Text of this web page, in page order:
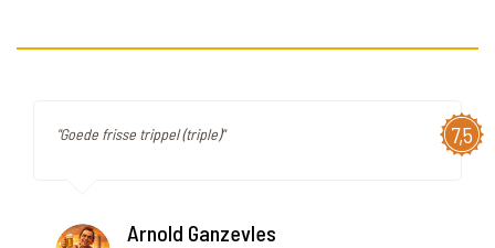
7,5
"Goede frisse trippel (triple)"
Arnold Ganzevles